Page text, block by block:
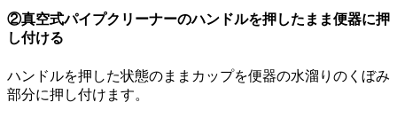
②真空式パイプクリーナーのハンドルを押したまま便器に押
し付ける
ハンドルを押した状態のままカップを便器の水溜りのくぼみ
部分に押し付けます。